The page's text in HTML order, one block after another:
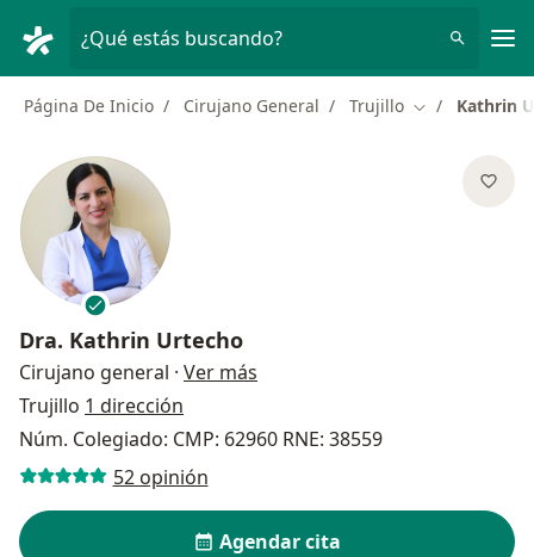
¿Qué estás buscando?
Página De Inicio Cirujano General Trujillo Cambiar de
Kathrin
Dra. Kathrin Urtecho
Cirujano general · Ver más
Trujillo 1 dirección
Núm. Colegiado: CMP: 62960 RNE: 38559
52 opinión
Agendar cita